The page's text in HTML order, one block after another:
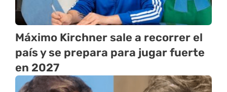
Máximo Kirchner sale a recorrer el
país y se prepara para jugar fuerte
en 2027